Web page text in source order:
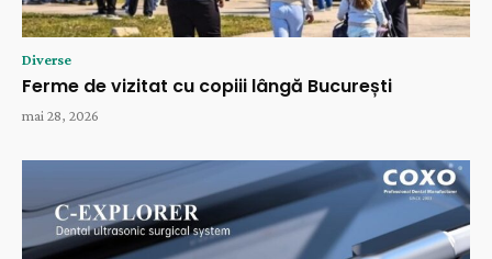
Diverse
Ferme de vizitat cu copiii lângă București
mai 28, 2026